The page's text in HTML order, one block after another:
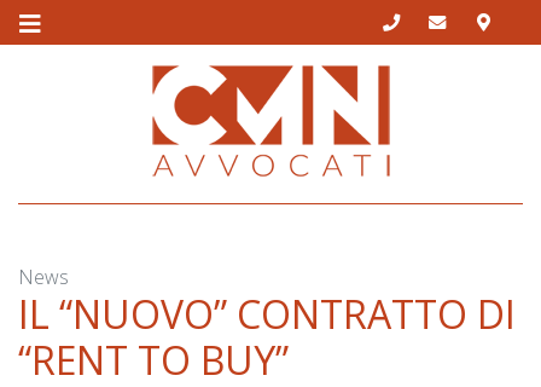
Skip
to
News
IL “NUOVO” CONTRATTO DI
“RENT TO BUY”